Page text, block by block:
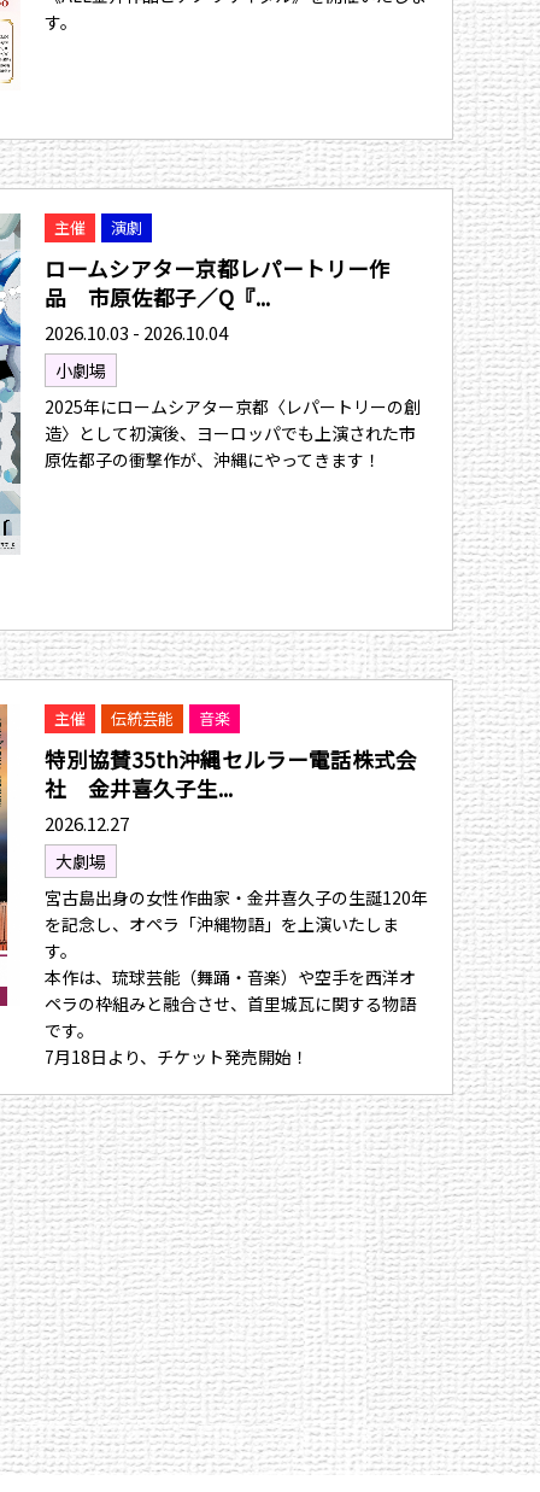
す。
主催 演劇
ロームシアター京都レパートリー作
品 市原佐都子／Q『...
2026.10.03 - 2026.10.04
小劇場
2025年にロームシアター京都〈レパートリーの創
造〉として初演後、ヨーロッパでも上演された市
原佐都子の衝撃作が、沖縄にやってきます！
主催 伝統芸能 音楽
特別協賛35th沖縄セルラー電話株式会
社 金井喜久子生...
2026.12.27
大劇場
宮古島出身の女性作曲家・金井喜久子の生誕120年
を記念し、オペラ「沖縄物語」を上演いたしま
す。
本作は、琉球芸能（舞踊・音楽）や空手を西洋オ
ペラの枠組みと融合させ、首里城瓦に関する物語
です。
7月18日より、チケット発売開始！